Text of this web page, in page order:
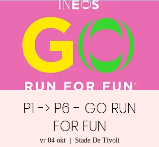
P1 -> P6 - GO RUN
FOR FUN
vr 04 okt
  |
Stade De Tivoli